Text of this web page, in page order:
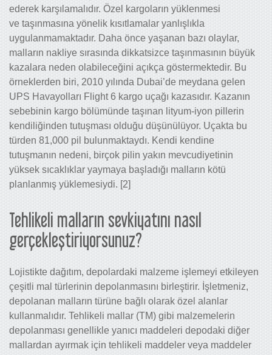
ederek karşılamalıdır. Özel kargoların yüklenmesi
ve taşınmasına yönelik kısıtlamalar yanlışlıkla
uygulanmamaktadır. Daha önce yaşanan bazı olaylar,
malların nakliye sırasında dikkatsizce taşınmasının büyük
kazalara neden olabileceğini açıkça göstermektedir. Bu
örneklerden biri, 2010 yılında Dubai’de meydana gelen
UPS Havayolları Flight 6 kargo uçağı kazasıdır. Kazanın
sebebinin kargo bölümünde taşınan lityum-iyon pillerin
kendiliğinden tutuşması olduğu düşünülüyor. Uçakta bu
türden 81,000 pil bulunmaktaydı. Kendi kendine
tutuşmanın nedeni, birçok pilin yakın mevcudiyetinin
yüksek sıcaklıklar yaymaya başladığı malların kötü
planlanmış yüklemesiydi. [2]
Tehlikeli malların sevkiyatını nasıl
gerçekleştiriyorsunuz?
Lojistikte dağıtım, depolardaki malzeme işlemeyi etkileyen
çeşitli mal türlerinin depolanmasını birleştirir. İşletmeniz,
depolanan malların türüne bağlı olarak özel alanlar
kullanmalıdır. Tehlikeli mallar (TM) gibi malzemelerin
depolanması genellikle yanıcı maddeleri depodaki diğer
mallardan ayırmak için tehlikeli maddeler veya maddeler